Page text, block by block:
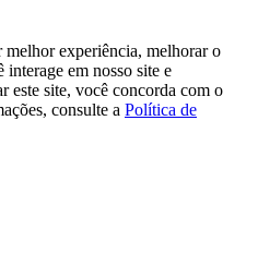
experiência, melhorar o
interage em nosso site e
este site, você concorda com o
consulte a Política de